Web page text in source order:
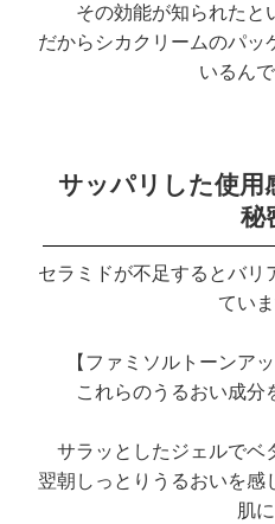
その効能が知られたと
だからシカクリームのパッ
いるんで
サッパリした使用
秘
セラミドが不足するとバ
ていま
【ファミソルトーンア
これらのうるおい成分
サラッとしたジェルでベ
翌朝しっとりうるおいを感
肌に